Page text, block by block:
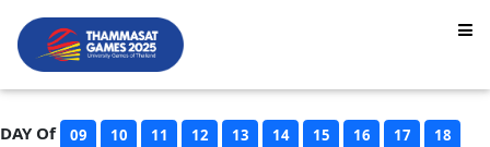
DAY Of 09 10 11 12 13 14 15 16 17 18